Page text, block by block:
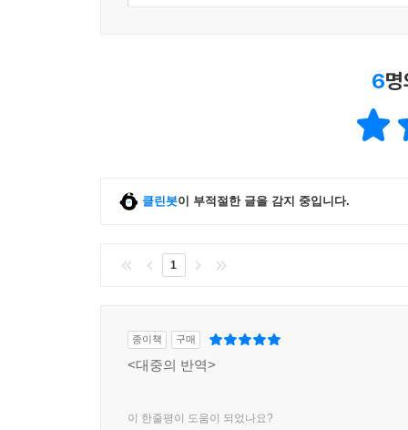
6
클린봇이 부적절한 글을 감지 중입니다.
1
종이책 구매
<대중의 반역>
이 한줄평이 도움이 되었나요?